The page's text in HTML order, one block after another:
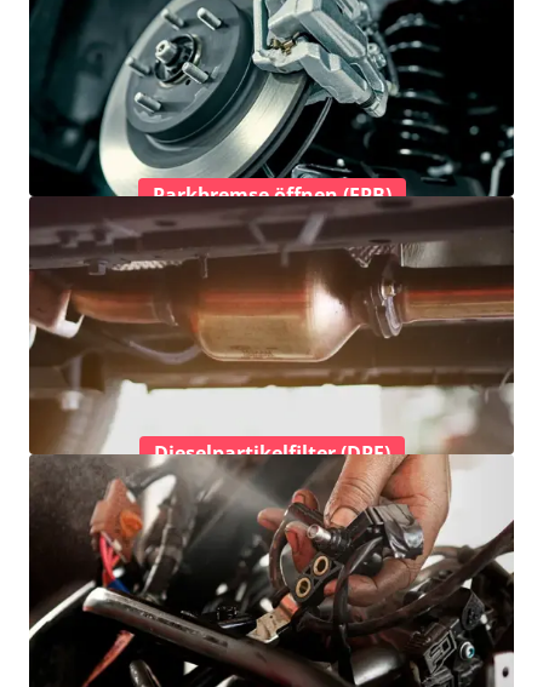
Parkbremse öffnen (EPB)
Dieselpartikelfilter (DPF)